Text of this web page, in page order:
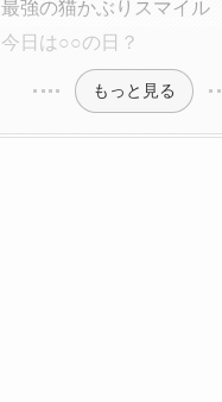
最強の猫かぶりスマイル
今日は○○の日？
もっと見る